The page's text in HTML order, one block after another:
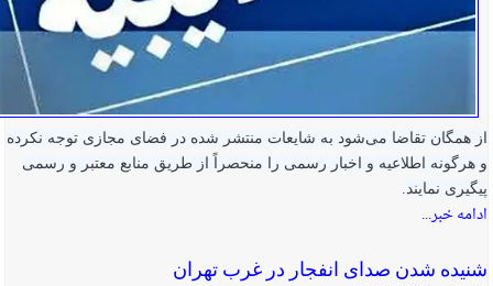
از همگان تقاضا می‌شود به شایعات منتشر شده در فضای مجازی توجه نکرده
و هرگونه اطلاعیه و اخبار رسمی را منحصراً از طریق منابع معتبر و رسمی
پیگیری نمایند.
ادامه خبر...
شنیده شدن صدای انفجار در غرب تهران